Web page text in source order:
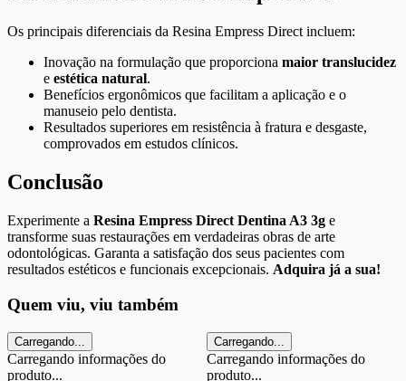
Os principais diferenciais da Resina Empress Direct incluem:
Inovação na formulação que proporciona maior translucidez
e estética natural.
Benefícios ergonômicos que facilitam a aplicação e o
manuseio pelo dentista.
Resultados superiores em resistência à fratura e desgaste,
comprovados em estudos clínicos.
Conclusão
Experimente a Resina Empress Direct Dentina A3 3g e
transforme suas restaurações em verdadeiras obras de arte
odontológicas. Garanta a satisfação dos seus pacientes com
resultados estéticos e funcionais excepcionais. Adquira já a sua!
Quem viu, viu também
Carregando...
Carregando informações do
produto...
Carregando...
Carregando informações do
produto...